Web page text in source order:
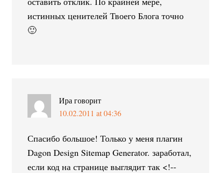
истинных ценителей Твоего Блога точно
🙂
Ира говорит
10.02.2011 at 04:36
Спасибо большое! Только у меня плагин
Dagon Design Sitemap Generator. заработал,
если код на странице выглядит так <!--